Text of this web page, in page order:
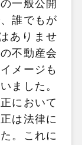
一般公開
誰でもが
ありませ
不動産会
メージも
ました。
において
は法律に
。これに